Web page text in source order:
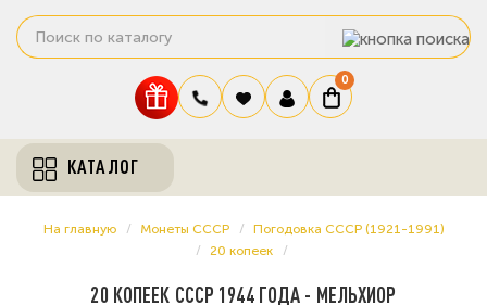
0
КАТАЛОГ
На главную Монеты СССР
Погодовка СССР (1921-1991)
20 копеек
20 КОПЕЕК СССР 1944 ГОДА - МЕЛЬХИОР